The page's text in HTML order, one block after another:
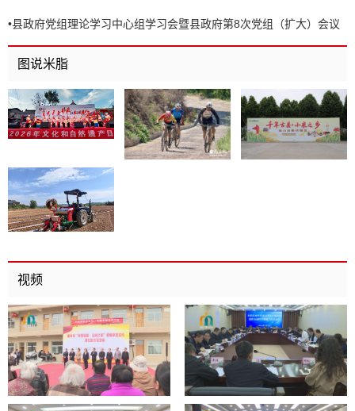
•县政府党组理论学习中心组学习会暨县政府第8次党组（扩大）会议
召开
图说米脂
视频